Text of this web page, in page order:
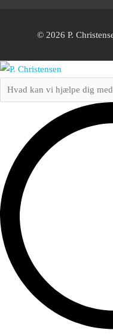
© 2026 P.